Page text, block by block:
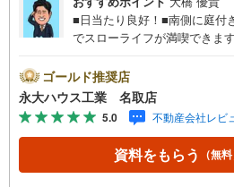
■日当たり良好！■南側に庭付
でスローライフが満喫できま
当社の強みを大きく2つに分け
知識＞戸建・マンション・土
取り扱っております。さらに
環境や行政などの地域情報を
件選びをしていただけるよ
いただきます。2.＜経験豊富
ゴールド推奨店
永大ハウス工業 名取店
5.0 不動産会社レビ
資料をもらう （無料